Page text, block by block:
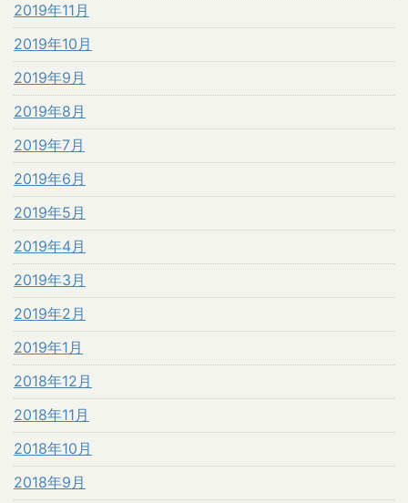
2019年11月
2019年10月
2019年9月
2019年8月
2019年7月
2019年6月
2019年5月
2019年4月
2019年3月
2019年2月
2019年1月
2018年12月
2018年11月
2018年10月
2018年9月